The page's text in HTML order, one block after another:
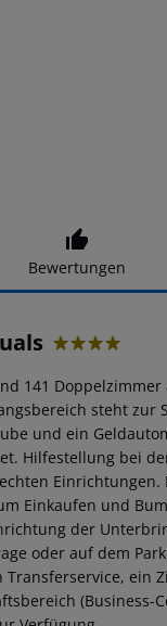
Bewertungen
141
steht zur
und ein
Hilfestellung bei
Einrichtungen.
Einkaufen und
der
oder auf dem
ein
(Business-